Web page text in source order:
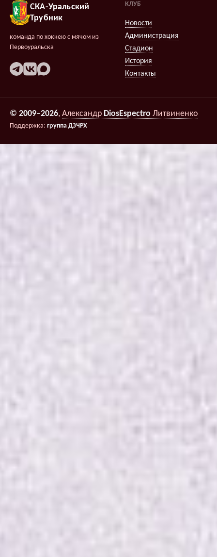
СКА-Уральский
Трубник
команда по хоккею с мячом из
Первоуральска
КЛУБ
Новости
Администрация
Стадион
История
Контакты
© 2009–2026, Александр DiosEspectro Литвиненко
Поддержка: группа ДЗЧРХ